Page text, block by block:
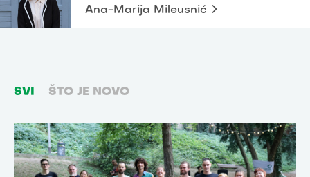
Ana-Marija Mileusnić
SVI ŠTO JE NOVO